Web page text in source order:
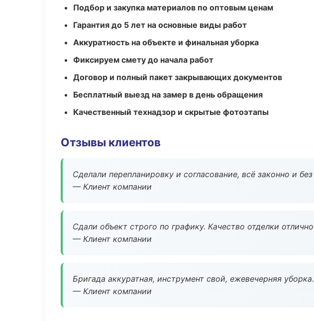
Подбор и закупка материалов по оптовым ценам
Гарантия до 5 лет на основные виды работ
Аккуратность на объекте и финальная уборка
Фиксируем смету до начала работ
Договор и полный пакет закрывающих документов
Бесплатный выезд на замер в день обращения
Качественный технадзор и скрытые фотоэтапы
Отзывы клиентов
Сделали перепланировку и согласование, всё законно и
— Клиент компании
Сдали объект строго по графику. Качество отделки
— Клиент компании
Бригада аккуратная, инструмент свой, ежевечерняя
— Клиент компании